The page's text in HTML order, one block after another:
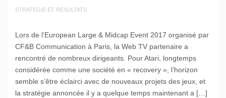
STRATEGIE ET RÉSULTATS
Lors de l’European Large & Midcap Event 2017 organisé par
CF&B Communication à Paris, la Web TV partenaire a
rencontré de nombreux dirigeants. Pour Atari, longtemps
considérée comme une société en « recovery », l’horizon
semble s’être éclairci avec de nouveaux projets des jeux, et
la stratégie annoncée il y a quelque temps maintenant a […]